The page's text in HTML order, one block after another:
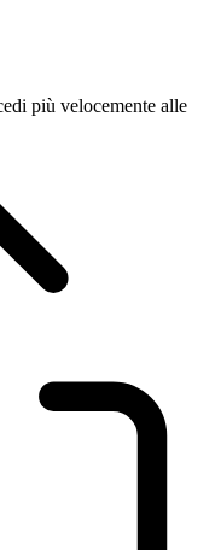
più velocemente alle